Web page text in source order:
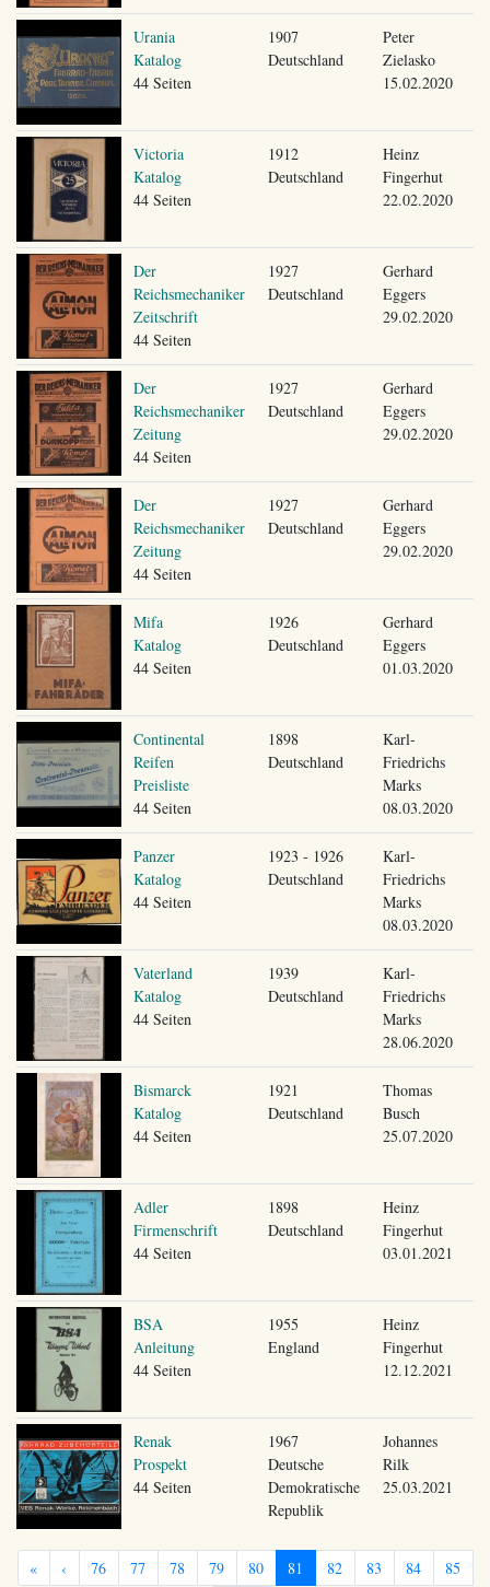
Urania
Katalog
44 Seiten
1907
Deutschland
Peter
Zielasko
15.02.2020
Victoria
Katalog
44 Seiten
1912
Deutschland
Heinz
Fingerhut
22.02.2020
Der
Reichsmechaniker
Zeitschrift
44 Seiten
1927
Deutschland
Gerhard
Eggers
29.02.2020
Der
Reichsmechaniker
Zeitung
44 Seiten
1927
Deutschland
Gerhard
Eggers
29.02.2020
Der
Reichsmechaniker
Zeitung
44 Seiten
1927
Deutschland
Gerhard
Eggers
29.02.2020
Mifa
Katalog
44 Seiten
1926
Deutschland
Gerhard
Eggers
01.03.2020
Continental
Reifen
Preisliste
44 Seiten
1898
Deutschland
Karl-
Friedrichs
Marks
08.03.2020
Panzer
Katalog
44 Seiten
1923 - 1926
Deutschland
Karl-
Friedrichs
Marks
08.03.2020
Vaterland
Katalog
44 Seiten
1939
Deutschland
Karl-
Friedrichs
Marks
28.06.2020
Bismarck
Katalog
44 Seiten
1921
Deutschland
Thomas
Busch
25.07.2020
Adler
Firmenschrift
44 Seiten
1898
Deutschland
Heinz
Fingerhut
03.01.2021
BSA
Anleitung
44 Seiten
1955
England
Heinz
Fingerhut
12.12.2021
Renak
Prospekt
44 Seiten
1967
Deutsche
Demokratische
Republik
Johannes
Rilk
25.03.2021
« ‹ 76 77 78 79 80 81 82 83 84 85